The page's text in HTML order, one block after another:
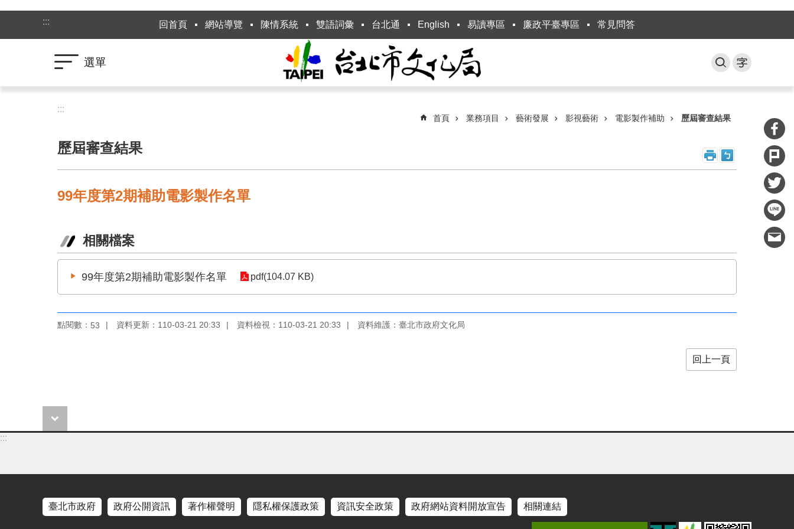
跳到主要內容區塊
:::
回首頁 網站導覽 陳情系統 雙語詞彙 台北通 English 易讀專區 廉政平臺專區 常見問答
選單
:::
首頁 業務項目 藝術發展 影視藝術 電影製作補助 歷屆審查結果
歷屆審查結果
99年度第2期補助電影製作名單
相關檔案
99年度第2期補助電影製作名單 pdf(104.07 KB)
點閱數： 53 資料更新：110-03-21 20:33 資料檢視：110-03-21 20:33 資料維護：臺北市政府文化局
回上一頁
:::
臺北市政府 政府公開資訊 著作權聲明 隱私權保護政策 資訊安全政策 政府網站資料開放宣告 相關連結